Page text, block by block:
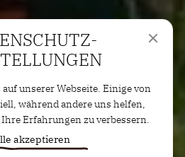
unserer Webseite. Einige von
während andere uns helfen,
Erfahrungen zu verbessern.
akzeptieren